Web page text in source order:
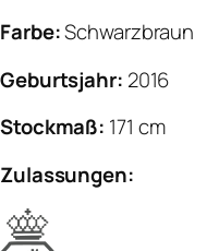
Farbe:Schwarzbraun
Geburtsjahr: 2016
Stockmaß: 171 cm
Zulassungen: